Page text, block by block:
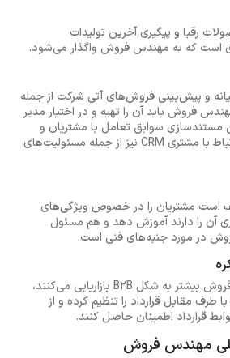
رقبا و پیگیری آخرین تولیدات
است که به مهندس فروش واگذار می‌شود.
و پیش‌بینی فروش‌های آتی شرکت از جمله
فروش باید آن را تهیه و در اختیار مدیر
سوابق تعامل با مشتریان و
استفاده از سیستم‌های ارتباط با مشتری CRM نیز از جمله مسئولیت‌های
مشتریان را در خصوص ویژگی‌های
آن را دارند آموزش دهد و هم مسئول
در مورد جنبه‌های فنی است.
از آن‌جایی که مهندسان فروش بیشتر به شکل B2B بازاریابی می‌کنند،
طرف مقابل قرارداد را تنظیم کرده و از
قرارداد اطمینان حاصل کنند.